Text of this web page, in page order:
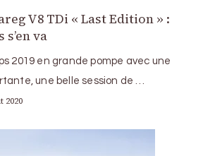
V8 TDi « Last Edition » :
va
2019 en grande pompe avec une
une belle session de …
2020